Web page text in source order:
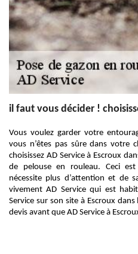
il faut vous décider !
Vous voulez garder votre
vous n’êtes pas sûre dans votre
choisissez AD Service à Escroux
de pelouse en rouleau. Ceci
nécessite plus d’attention et de
vivement AD Service qui est
Service sur son site à Escroux
devis avant que AD Service à